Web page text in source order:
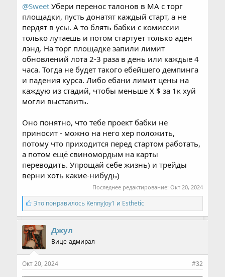
@SweetУбери перенос талонов в МА с торг
площадки, пусть донатят каждый старт, а не
пердят в усы. А то блять бабки с комиссии
только лутаешь и потом стартует только аден
лэнд. На торг площадке запили лимит
обновлений лота 2-3 раза в день или каждые 4
часа. Тогда не будет такого ебейшего демпинга
и падения курса. Либо ебани лимит цены на
каждую из стадий, чтобы меньше X $ за 1к хуй
могли выставить.
Оно понятно, что тебе проект бабки не
приносит - можно на него хер положить,
потому что приходится перед стартом работать,
а потом ещё свиномордым на карты
переводить. Упрощай себе жизнь) и трейды
верни хоть какие-нибудь)
Последнее редактирование:Окт 20, 2024
С
и
м
п
а
т
и
и
:
Это понравилось KennyJoy1 и Esthetic
Джул
Вице-адмирал
Окт 20, 2024 #32